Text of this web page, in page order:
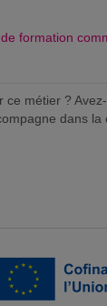
formation
ce métier ?
dans la